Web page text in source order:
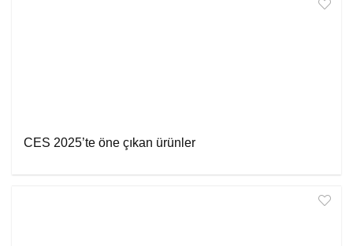
CES 2025’te öne çıkan ürünler